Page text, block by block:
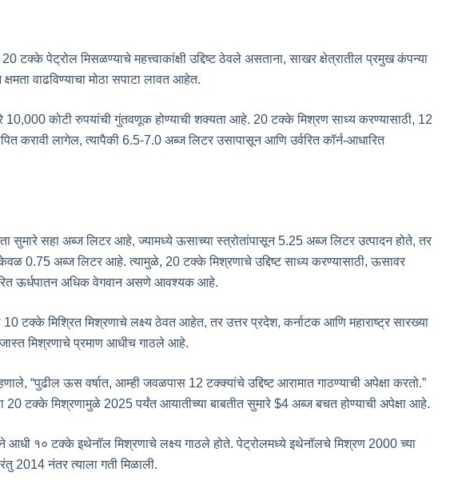
टक्के पेट्रोल मिसळण्याचे महत्त्वाकांक्षी उद्दिष्ट ठेवले असताना, साखर क्षेत्रातील प्रमुख कंपन्या
वाढविण्याचा मोठा सपाटा लावत आहेत.
10,000 कोटी रुपयांची गुंतवणूक होण्याची शक्यता आहे. 20 टक्के मिश्रण साध्य करण्यासाठी, 12
करावी लागेल, त्यापैकी 6.5-7.0 अब्ज लिटर उसापासून आणि उर्वरित कॉर्न-आधारित
सुमारे सहा अब्ज लिटर आहे, ज्यामध्ये ऊसाच्या स्त्रोतांपासून 5.25 अब्ज लिटर उत्पादन होते, तर
0.75 अब्ज लिटर आहे. त्यामुळे, 20 टक्के मिश्रणाचे उद्दिष्ट साध्य करण्यासाठी, ऊसावर
ऊर्धपातन अधिक वेगवान असणे आवश्यक आहे.
टक्के मिश्रित मिश्रणाचे लक्ष्य ठेवत आहेत, तर उत्तर प्रदेश, कर्नाटक आणि महाराष्ट्र सारख्या
जास्त मिश्रणाचे प्रमाण आधीच गाठले आहे.
“पुढील ऊस वर्षात, आम्ही जवळपास 12 टक्क्यांचे उद्दिष्ट आरामात गाठण्याची अपेक्षा करतो.”
20 टक्के मिश्रणामुळे 2025 पर्यंत आयातीच्या बाबतीत सुमारे $4 अब्ज बचत होण्याची अपेक्षा आहे.
आधी १० टक्के इथेनॉल मिश्रणाचे लक्ष्य गाठले होते. पेट्रोलमध्ये इथेनॉलचे मिश्रण 2000 च्या
2014 नंतर त्याला गती मिळाली.